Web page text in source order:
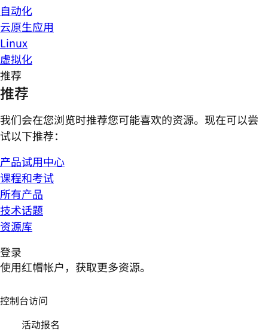
自动化
云原生应用
Linux
虚拟化
推荐
推荐
我们会在您浏览时推荐您可能喜欢的资源。现在可以尝
试以下推荐：
产品试用中心
课程和考试
所有产品
技术话题
资源库
登录
使用红帽帐户，获取更多资源。
控制台访问
活动报名